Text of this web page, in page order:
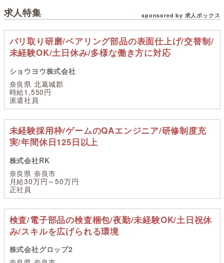
求人特集 sponsored by 求人ボックス
バリ取り研磨/ベアリング部品の表面仕上げ/交替制/
未経験OK/土日休み/多様な働き方に対応
ショウヨウ株式会社
奈良県 北葛城郡
時給1,550円
派遣社員
未経験採用枠/ゲームのQAエンジニア/研修制度充
実/年間休日125日以上
株式会社RK
奈良県 奈良市
月給30万円～50万円
正社員
検査/電子部品の検査梱包/夜勤/未経験OK/土日祝休
み/スキルを広げられる環境
株式会社グロップ2